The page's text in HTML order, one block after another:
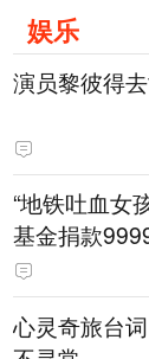
娱乐
演员黎彼得
“地铁吐血女
基金捐款
谢：我个人
向其病友之
心灵奇旅台